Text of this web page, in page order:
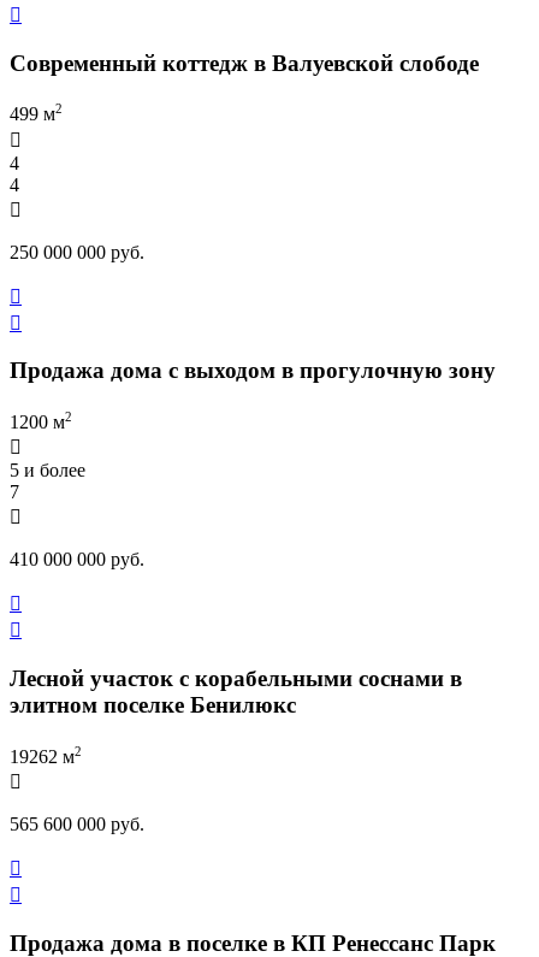

Современный коттедж в Валуевской слободе
499 м2

4
4

250 000 000 руб.


Продажа дома с выходом в прогулочную зону
1200 м2

5 и более
7

410 000 000 руб.


Лесной участок с корабельными соснами в
элитном поселке Бенилюкс
19262 м2

565 600 000 руб.


Продажа дома в поселке в КП Ренессанс Парк